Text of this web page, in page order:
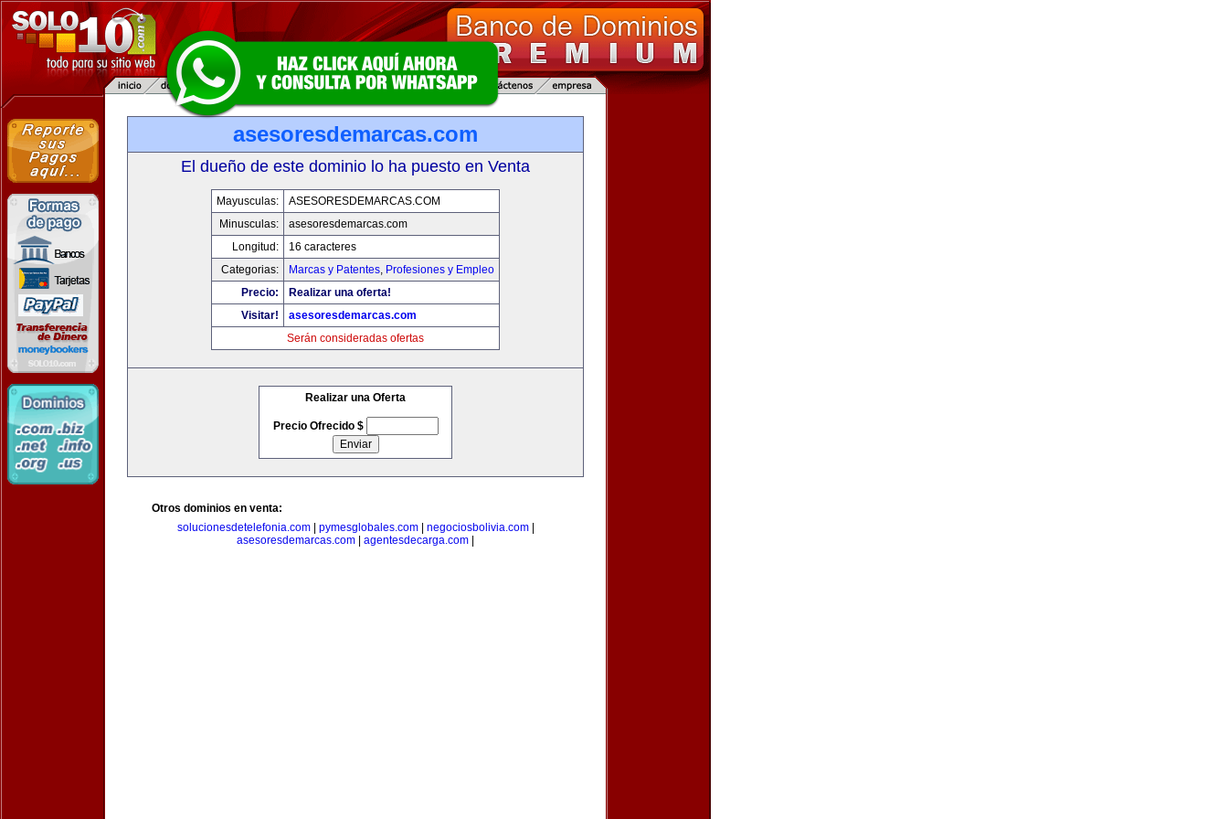
asesoresdemarcas.com
El dueño de este dominio lo ha puesto en Venta
Mayusculas:
ASESORESDEMARCAS.COM
Minusculas:
asesoresdemarcas.com
Longitud:
16 caracteres
Categorias:
Marcas y Patentes, Profesiones y Empleo
Precio:
Realizar una oferta!
Visitar!
asesoresdemarcas.com
Serán consideradas ofertas
Realizar una Oferta
Precio Ofrecido $
Otros dominios en venta:
solucionesdetelefonia.com| pymesglobales.com| negociosbolivia.com|
asesoresdemarcas.com
agentesdecarga.com